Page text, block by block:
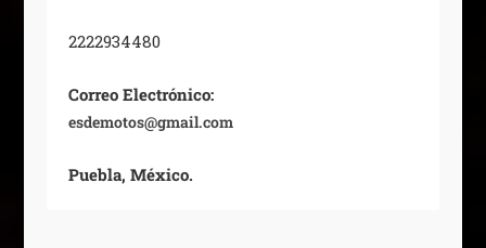
2222934480
Correo Electrónico:
esdemotos@gmail.com
Puebla, México.